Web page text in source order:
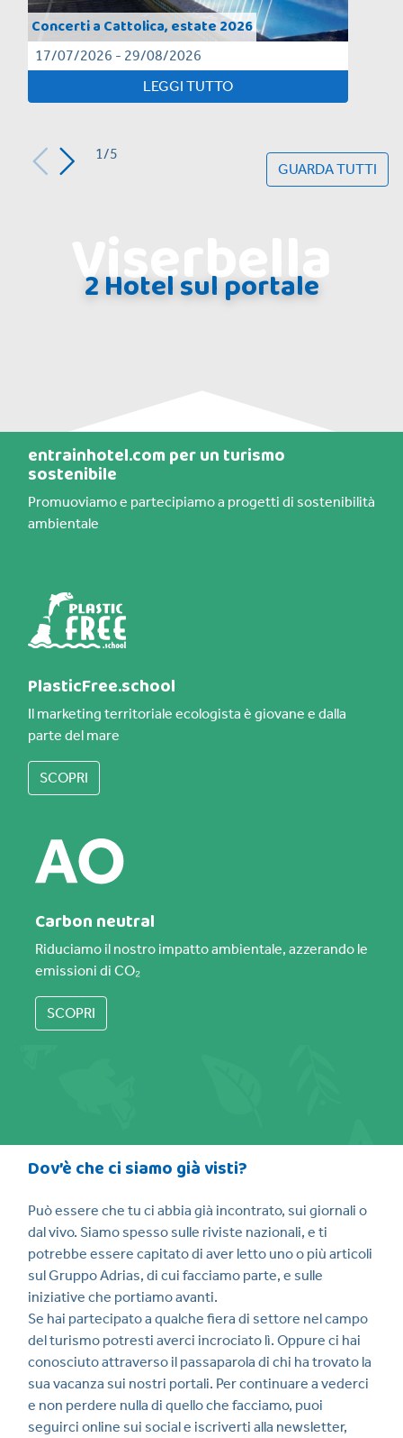
Concerti a Cattolica, estate 2026
17/07/2026 - 29/08/2026
LEGGI TUTTO
1/5
GUARDA TUTTI
Viserbella
2 Hotel sul portale
entrainhotel.com per un turismo
sostenibile
Promuoviamo e partecipiamo a progetti di sostenibilità
ambientale
PlasticFree.school
Il marketing territoriale ecologista è giovane e dalla
parte del mare
SCOPRI
Carbon neutral
Riduciamo il nostro impatto ambientale, azzerando le
emissioni di CO₂
SCOPRI
Dov’è che ci siamo già visti?
Può essere che tu ci abbia già incontrato, sui giornali o
dal vivo. Siamo spesso sulle riviste nazionali, e ti
potrebbe essere capitato di aver letto uno o più articoli
sul Gruppo Adrias, di cui facciamo parte, e sulle
iniziative che portiamo avanti.
Se hai partecipato a qualche fiera di settore nel campo
del turismo potresti averci incrociato lì. Oppure ci hai
conosciuto attraverso il passaparola di chi ha trovato la
sua vacanza sui nostri portali. Per continuare a vederci
e non perdere nulla di quello che facciamo, puoi
seguirci online sui social e iscriverti alla newsletter,